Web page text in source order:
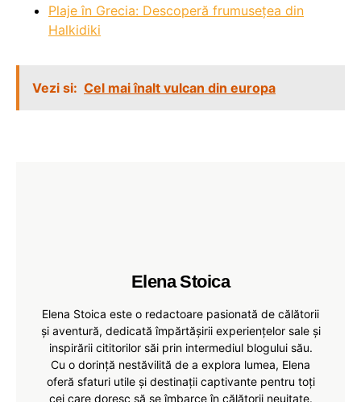
Plaje în Grecia: Descoperă frumusețea din
Halkidiki
Vezi si: Cel mai înalt vulcan din europa
Elena Stoica
Elena Stoica este o redactoare pasionată de călătorii
și aventură, dedicată împărtășirii experiențelor sale și
inspirării cititorilor săi prin intermediul blogului său.
Cu o dorință nestăvilită de a explora lumea, Elena
oferă sfaturi utile și destinații captivante pentru toți
cei care doresc să se îmbarce în călătorii neuitate.